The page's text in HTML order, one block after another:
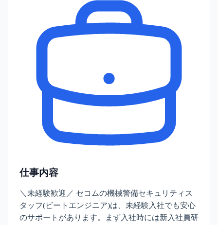
仕事内容
＼未経験歓迎／ セコムの機械警備セキュリティス
タッフ(ビートエンジニア)は、未経験入社でも安心
のサポートがあります。まず入社時には新入社員研